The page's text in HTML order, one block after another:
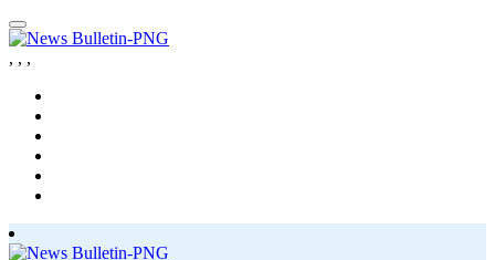
, , ,